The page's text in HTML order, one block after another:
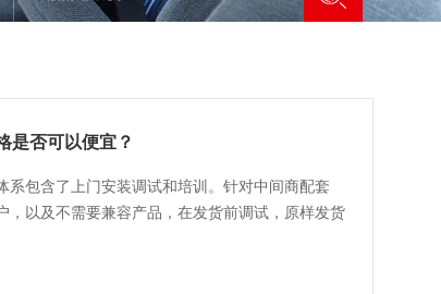
是否可以便宜？
系包含了上门安装调试和培训。针对中间商配套
，以及不需要兼容产品，在发货前调试，原样发货